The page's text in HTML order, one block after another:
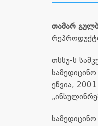
თამარ
თსსუ-ს
ეწვია,